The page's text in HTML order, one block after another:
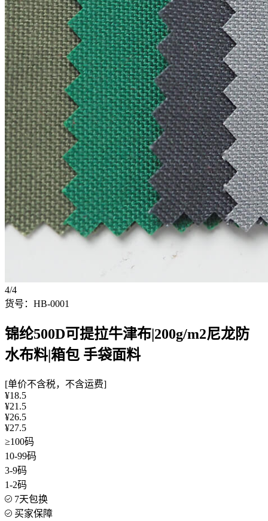
4/4
货号：HB-0001
锦纶500D可提拉牛津布|200g/m2尼龙防
水布料|箱包 手袋面料
[单价不含税，不含运费]
¥18.5
¥21.5
¥26.5
¥27.5
≥100码
10-99码
3-9码
1-2码
7天包换
买家保障